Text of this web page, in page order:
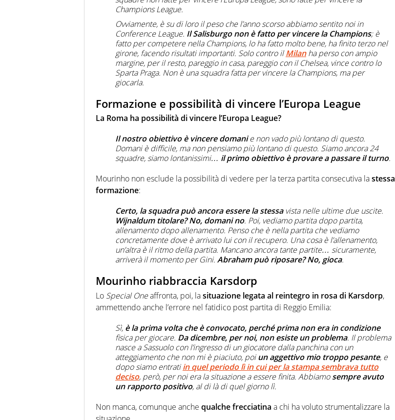
Champions League.
Ovviamente, è su di loro il peso che l’anno scorso abbiamo sentito noi in
Conference League. Il Salisburgo non è fatto per vincere la Champions; è
fatto per competere nella Champions, lo ha fatto molto bene, ha finito terzo nel
girone, facendo risultati importanti. Solo contro ilMilanha perso con ampio
margine, per il resto, pareggio in casa, pareggio con il Chelsea, vince contro lo
Sparta Praga. Non è una squadra fatta per vincere la Champions, ma per
giocarla.
Formazione e possibilità di vincere l’Europa League
La Roma ha possibilità di vincere l’Europa League?
Il nostro obiettivo è vincere domanie non vado più lontano di questo.
Domani è difficile, ma non pensiamo più lontano di questo. Siamo ancora 24
squadre, siamo lontanissimi… il primo obiettivo è provare a passare il turno.
Mourinho non esclude la possibilità di vedere per la terza partita consecutiva lastessa
formazione:
Certo, la squadra può ancora essere la stessavista nelle ultime due uscite.
Wijnaldum titolare? No, domani no. Poi, vediamo partita dopo partita,
allenamento dopo allenamento. Penso che è nella partita che vediamo
concretamente dove è arrivato lui con il recupero. Una cosa è l’allenamento,
un’altra è il ritmo della partita. Mancano ancora tante partite… sicuramente,
arriverà il momento per Gini. Abraham può riposare? No, gioca.
Mourinho riabbraccia Karsdorp
Lo Special Oneaffronta, poi, lasituazione legata al reintegro in rosa di Karsdorp,
ammettendo anche l’errore nel fatidico post partita di Reggio Emilia:
Sì, è la prima volta che è convocato, perché prima non era in condizione
fisica per giocare. Da dicembre, per noi, non esiste un problema. Il problema
nasce a Sassuolo con l’ingresso di un giocatore dalla panchina con un
atteggiamento che non mi è piaciuto, poiun aggettivo mio troppo pesante, e
dopo siamo entratiin quel periodo lì in cui per la stampa sembrava tutto
deciso, però, per noi era la situazione a essere finita. Abbiamosempre avuto
un rapporto positivo, al di là di quel giorno lì.
Non manca, comunque anche qualche frecciatina a chi ha voluto strumentalizzare la